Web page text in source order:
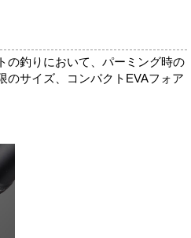
の釣りにおいて、パーミング時の
のサイズ、コンパクトEVAフォア